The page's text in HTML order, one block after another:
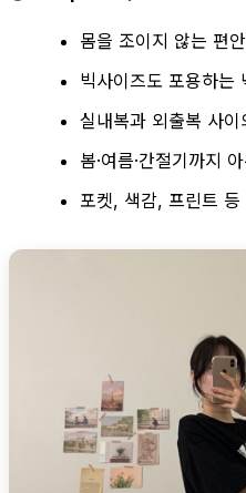
몸을 조이지 않는 편
빅사이즈도 포용하는
실내복과 외출복 사이
봄·여름·간절기까지
포켓, 색감, 프린트 등